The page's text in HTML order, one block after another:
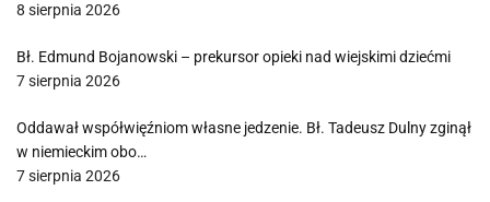
8 sierpnia 2026
Bł. Edmund Bojanowski – prekursor opieki nad wiejskimi dziećmi
7 sierpnia 2026
Oddawał współwięźniom własne jedzenie. Bł. Tadeusz Dulny zginął
w niemieckim obo…
7 sierpnia 2026